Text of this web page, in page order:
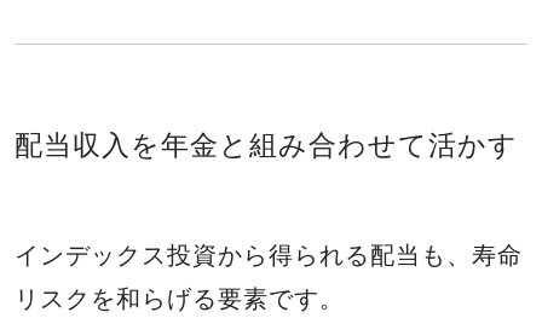
配当収入を年金と組み合わせて活かす
インデックス投資から得られる配当も、寿命
リスクを和らげる要素です。